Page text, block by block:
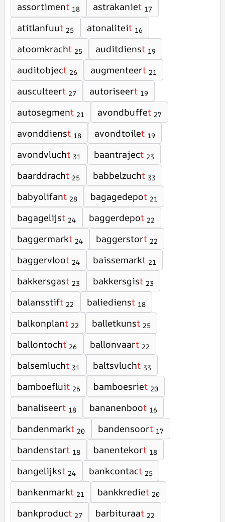
assortiment 18 astrakaniet 17
atitlanfuut 25 atonaliteit 16
atoomkracht 25 auditdienst 19
auditobject 26 augmenteert 21
ausculteert 27 autoriseert 19
autosegment 21 avondbuffet 27
avonddienst 18 avondtoilet 19
avondvlucht 31 baantraject 23
baarddracht 25 babbelzucht 33
babyolifant 28 bagagedepot 21
bagagelijst 24 baggerdepot 22
baggermarkt 24 baggerstort 22
baggervloot 24 baissemarkt 21
bakkersgast 23 bakkersgist 23
balansstift 22 baliedienst 18
balkonplant 22 balletkunst 25
ballontocht 26 ballonvaart 22
balsemlucht 31 baltsvlucht 33
bamboefluit 26 bamboesriet 20
banaliseert 18 bananenboot 16
bandenmarkt 20 bandensoort 17
bandenstart 18 banentekort 18
bangelijkst 24 bankcontact 25
bankenmarkt 21 bankkrediet 20
bankproduct 27 barbituraat 22